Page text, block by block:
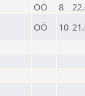
OÖ 8
OÖ 10